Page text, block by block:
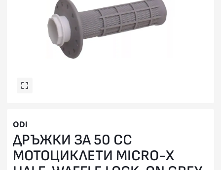
ODI
ДРЪЖКИ ЗА 50 СС
МОТОЦИКЛЕТИ MICRO-X